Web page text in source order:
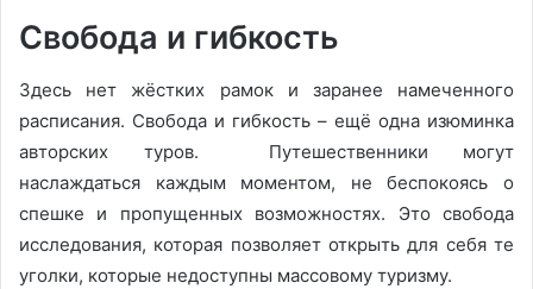
Свобода и гибкость
Здесь нет жёстких рамок и заранее намеченного
расписания. Свобода и гибкость – ещё одна изюминка
авторских туров. Путешественники могут
наслаждаться каждым моментом, не беспокоясь о
спешке и пропущенных возможностях. Это свобода
исследования, которая позволяет открыть для себя те
уголки, которые недоступны массовому туризму.